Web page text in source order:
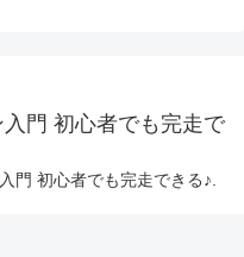
門 初心者でも完走で
門 初心者でも完走できる♪.